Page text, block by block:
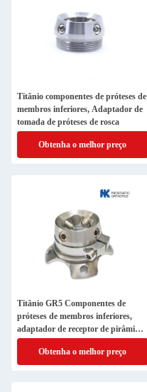
Titânio componentes de próteses de
membros inferiores, Adaptador de
tomada de próteses de rosca
Obtenha o melhor preço
Titânio GR5 Componentes de
próteses de membros inferiores,
adaptador de receptor de pirâmide
rotável de próteses
Obtenha o melhor preço